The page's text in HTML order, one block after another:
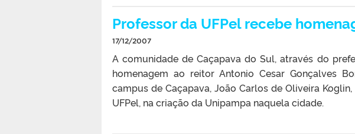
Professor da UFPel recebe
17/12/2007
A comunidade de Caçapava do Sul, através do
homenagem ao reitor Antonio Cesar Gonçalves
campus de Caçapava, João Carlos de Oliveira
UFPel, na criação da Unipampa naquela cidade.